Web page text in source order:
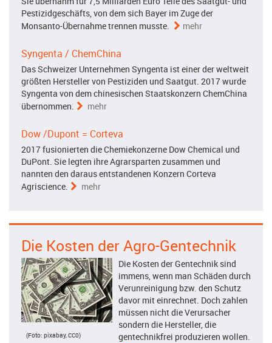
Pestizidgeschäfts, von dem sich Bayer im Zuge der
Monsanto-Übernahme trennen musste.
mehr
Syngenta / ChemChina
Das Schweizer Unternehmen Syngenta ist einer der weltweit
größten Hersteller von Pestiziden und Saatgut. 2017 wurde
Syngenta von dem chinesischen Staatskonzern ChemChina
übernommen.
mehr
Dow /Dupont = Corteva
2017 fusionierten die Chemiekonzerne Dow Chemical und
DuPont. Sie legten ihre Agrarsparten zusammen und
nannten den daraus entstandenen Konzern Corteva
Agriscience.
mehr
Die Kosten der Agro-Gentechnik
(Foto: pixabay, CC0)
Die Kosten der Gentechnik sind
immens, wenn man Schäden durch
Verunreinigung bzw. den Schutz
davor mit einrechnet. Doch zahlen
müssen nicht die Verursacher
sondern die Hersteller, die
gentechnikfrei produzieren wollen.